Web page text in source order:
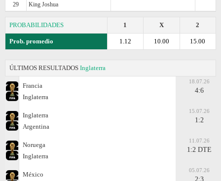
29
King Joshua
PROBABILIDADES 2
X
1
Prob. promedio 15.00
10.00
1.12
ÚLTIMOS RESULTADOS Inglaterra
Francia
Inglaterra
18.07.26
4:6
Inglaterra
Argentina
15.07.26
1:2
Noruega
Inglaterra
11.07.26
1:2 DTE
México
05.07.26
2:3